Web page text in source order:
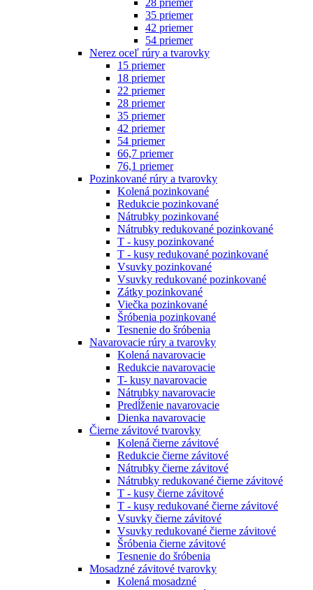
28 priemer
35 priemer
42 priemer
54 priemer
Nerez oceľ rúry a tvarovky
15 priemer
18 priemer
22 priemer
28 priemer
35 priemer
42 priemer
54 priemer
66,7 priemer
76,1 priemer
Pozinkované rúry a tvarovky
Kolená pozinkované
Redukcie pozinkované
Nátrubky pozinkované
Nátrubky redukované pozinkované
T - kusy pozinkované
T - kusy redukované pozinkované
Vsuvky pozinkované
Vsuvky redukované pozinkované
Zátky pozinkované
Viečka pozinkované
Šróbenia pozinkované
Tesnenie do šróbenia
Navarovacie rúry a tvarovky
Kolená navarovacie
Redukcie navarovacie
T- kusy navarovacie
Nátrubky navarovacie
Predĺženie navarovacie
Dienka navarovacie
Čierne závitové tvarovky
Kolená čierne závitové
Redukcie čierne závitové
Nátrubky čierne závitové
Nátrubky redukované čierne závitové
T - kusy čierne závitové
T - kusy redukované čierne závitové
Vsuvky čierne závitové
Vsuvky redukované čierne závitové
Šróbenia čierne závitové
Tesnenie do šróbenia
Mosadzné závitové tvarovky
Kolená mosadzné